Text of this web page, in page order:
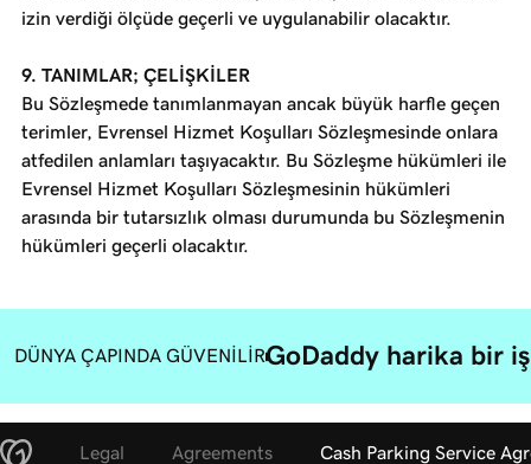
izin verdiği ölçüde geçerli ve uygulanabilir olacaktır.
9. TANIMLAR; ÇELİŞKİLER
Bu Sözleşmede tanımlanmayan ancak büyük harfle geçen
terimler, Evrensel Hizmet Koşulları Sözleşmesinde onlara
atfedilen anlamları taşıyacaktır. Bu Sözleşme hükümleri ile
Evrensel Hizmet Koşulları Sözleşmesinin hükümleri
arasında bir tutarsızlık olması durumunda bu Sözleşmenin
hükümleri geçerli olacaktır.
DÜNYA ÇAPINDA GÜVENİLİRGoDaddy harika bir iş
Legal Agreements Cash Parking Service